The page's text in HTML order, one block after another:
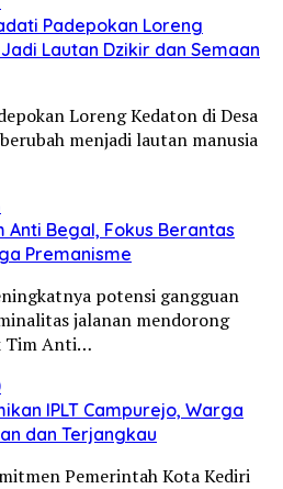
Padepokan Loreng
Lautan Dzikir dan Semaan
Loreng Kedaton di Desa
menjadi lautan manusia
Anti Begal, Fokus Berantas
Premanisme
potensi gangguan
jalanan mendorong
Tim Anti…
IPLT Campurejo, Warga
dan Terjangkau
Pemerintah Kota Kediri